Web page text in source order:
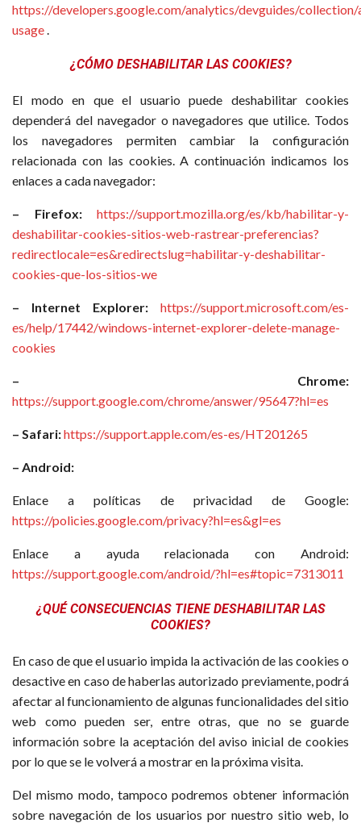
https://developers.google.com/analytics/devguides/
usage.
¿CÓMO DESHABILITAR LAS COOKIES?
El modo en que el usuario puede deshabilitar cookies
dependerá del navegador o navegadores que utilice. Todos
los navegadores permiten cambiar la configuración
relacionada con las cookies. A continuación indicamos los
enlaces a cada navegador:
– Firefox:
https://support.mozilla.org/es/kb/habilitar-y-
deshabilitar-cookies-sitios-web-rastrear-preferencias?
redirectlocale=es&redirectslug=habilitar-y-deshabilitar-
cookies-que-los-sitios-we
– Internet Explorer:
https://support.microsoft.com/es-
es/help/17442/windows-internet-explorer-delete-manage-
cookies
– Chrome:
https://support.google.com/chrome/answer/95647?hl=es
– Safari:https://support.apple.com/es-es/HT201265
– Android:
Enlace a políticas de privacidad de Google:
https://policies.google.com/privacy?hl=es&gl=es
Enlace a ayuda relacionada con Android:
https://support.google.com/android/?hl=es#topic=7313011
¿QUÉ CONSECUENCIAS TIENE DESHABILITAR LAS
COOKIES?
En caso de que el usuario impida la activación de las cookies o
desactive en caso de haberlas autorizado previamente, podrá
afectar al funcionamiento de algunas funcionalidades del sitio
web como pueden ser, entre otras, que no se guarde
información sobre la aceptación del aviso inicial de cookies
por lo que se le volverá a mostrar en la próxima visita.
Del mismo modo, tampoco podremos obtener información
sobre navegación de los usuarios por nuestro sitio web, lo